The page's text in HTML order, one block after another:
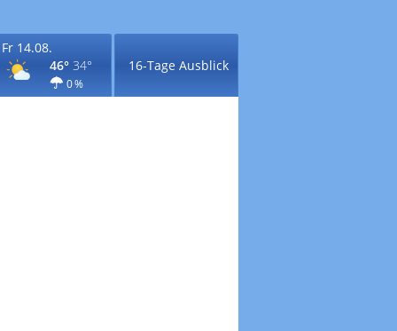
Fr 14.08.
46° 34°
0 %
16-Tage Ausblick